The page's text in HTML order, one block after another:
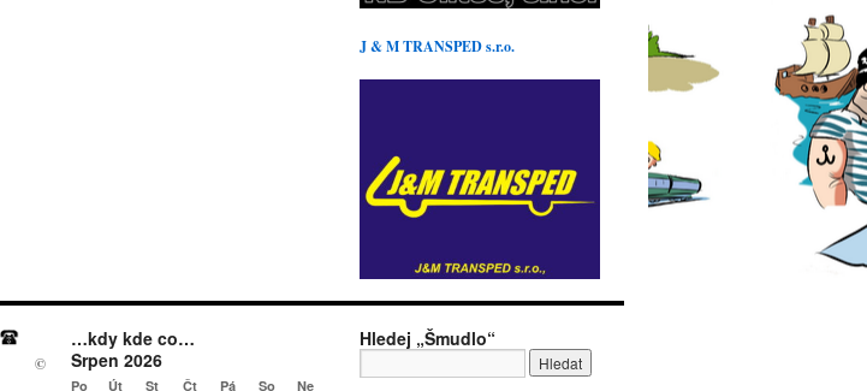
J & M TRANSPED s.r.o.
©
…kdy kde co…
Srpen 2026
Po Út St Čt Pá So Ne
Hledej „Šmudlo“